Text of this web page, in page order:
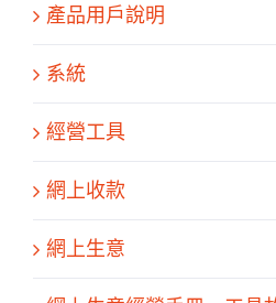
產品用戶說明
系統
經營工具
網上收款
網上生意